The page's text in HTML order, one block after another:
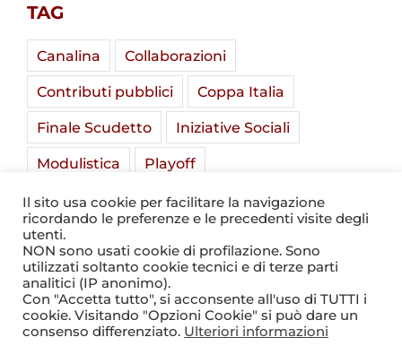
TAG
Canalina
Collaborazioni
Contributi pubblici
Coppa Italia
Finale Scudetto
Iniziative Sociali
Modulistica
Playoff
Soladria Serie A Élite
Stadio Mirabello
Summer Camp
© 2021 - 2026Valorugby
Il sito usa cookie per facilitare la navigazione
ricordando le preferenze e le precedenti visite degli
utenti.
NON sono usati cookie di profilazione. Sono
utilizzati soltanto cookie tecnici e di terze parti
analitici (IP anonimo).
Con "Accetta tutto", si acconsente all'uso di TUTTI i
cookie. Visitando "Opzioni Cookie" si può dare un
consenso differenziato. Ulteriori informazioni